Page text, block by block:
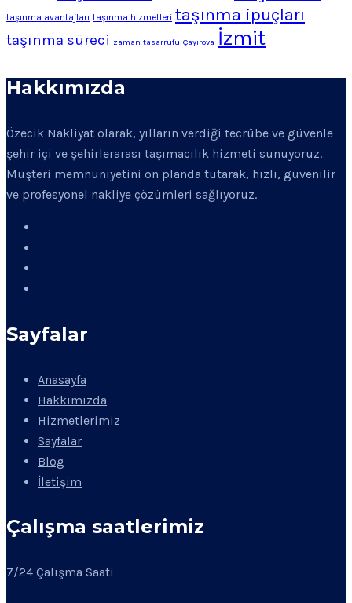
taşınma avantajları taşınma hizmetleri taşınma ipuçları
taşınma süreci zaman tasarrufu Çayırova İzmit
Hakkımızda
Özecik Nakliyat olarak, yılların verdiği tecrübe ve güvenle
şehir içi ve şehirlerarası taşımacılık hizmeti sunuyoruz.
Müşteri memnuniyetini ön planda tutarak, hızlı, güvenilir
ve profesyonel nakliye çözümleri sağlıyoruz.
Sayfalar
Anasayfa
Hakkımızda
Hizmetlerimiz
Sayfalar
Blog
İletişim
Çalışma saatlerimiz
7/24 Çalışma Saati